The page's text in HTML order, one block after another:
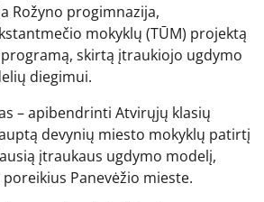
Rožyno progimnazija,
mokyklų (TŪM) projektą
skirtą įtraukiojo ugdymo
diegimui.
– apibendrinti Atvirųjų klasių
devynių miesto mokyklų patirtį
įtraukaus ugdymo modelį,
Panevėžio mieste.